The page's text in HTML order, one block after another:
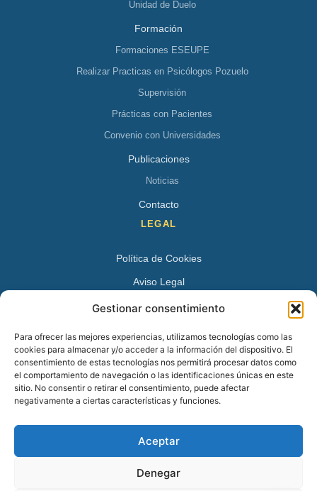
Gestionar consentimiento
Para ofrecer las mejores experiencias, utilizamos tecnologías como las
cookies para almacenar y/o acceder a la información del dispositivo. El
consentimiento de estas tecnologías nos permitirá procesar datos como
el comportamiento de navegación o las identificaciones únicas en este
sitio. No consentir o retirar el consentimiento, puede afectar
negativamente a ciertas características y funciones.
Aceptar
Denegar
Unidad de Duelo
Formación
Formaciones ESEUPE
Realizar Practicas en Psicólogos Pozuelo
Supervisión
Prácticas con Pacientes
Convenio con Universidades
Publicaciones
Noticias
Contacto
LEGAL
Política de Cookies
Aviso Legal
Política de Privacidad
Avenida Juan XXIII 15 B 28224 – Pozuelo de Alarcón,
Madrid
Tel:+34 913527728
+34 669 83 48 45
info@psicologospozuelo.es